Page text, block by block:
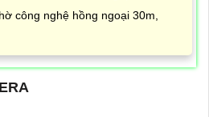
công nghệ hồng ngoại 30m,